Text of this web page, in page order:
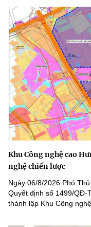
Khu Công nghệ cao
nghệ chiến lược
Ngày 06/8/2026 Phó
Quyết định số 1499/QĐ-
thành lập Khu Công